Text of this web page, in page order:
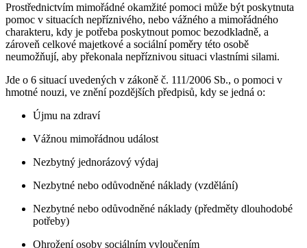
Prostřednictvím mimořádné okamžité pomoci může být poskytnuta
pomoc v situacích nepříznivého, nebo vážného a mimořádného
charakteru, kdy je potřeba poskytnout pomoc bezodkladně, a
zároveň celkové majetkové a sociální poměry této osobě
neumožňují, aby překonala nepříznivou situaci vlastními silami.
Jde o 6 situací uvedených v zákoně č. 111/2006 Sb., o pomoci v
hmotné nouzi, ve znění pozdějších předpisů, kdy se jedná o:
Újmu na zdraví
Vážnou mimořádnou událost
Nezbytný jednorázový výdaj
Nezbytné nebo odůvodněné náklady (vzdělání)
Nezbytné nebo odůvodněné náklady (předměty dlouhodobé
potřeby)
Ohrožení osoby sociálním vyloučením